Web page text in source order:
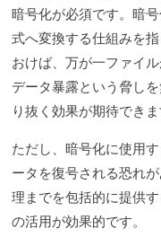
暗号化が必須です。暗
式へ変換する仕組みを
おけば、万が一ファイ
データ暴露という脅し
り抜く効果が期待できま
ただし、暗号化に使用
ータを復号される恐れ
理までを包括的に提供
の活用が効果的です。